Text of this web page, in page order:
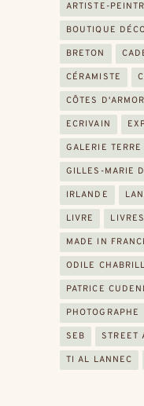
ARTISTE-
BOUTIQUE
BRETON
CÉRAMISTE
CÔTES D'ARMOR
ECRIVAIN
GALERIE
GILLES-MARIE
IRLANDE
LIVRE LIVRES
MADE IN
ODILE
PATRICE
PHOTOGRAPHE
SEB STREET
TI AL LANNEC